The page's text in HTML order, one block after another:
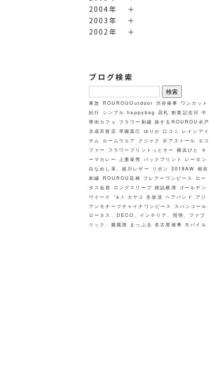
2004年
2003年
2002年
ブログ検索
検
索:
東急 ROUROUOutdoor 渋谷催事
ワンカット
紀行
シンプル happybag 花札 創業記念日 中
華街カフェ
フラワー刺繍 旅するROUROU水戸
京成百貨店 早園真己 ゆりか 口コミ
レインアイ
テム
ルームウエア クジャク ボアストール エコ
ファー
フラワープリントっとそー 横浜びと
キ
ーマカレー 上重泰秀 バックプリント
レーヨン
白なめし革、姫川レザー
リボン 2018AW 相良
刺繍 ROUROU花柄 フレアーワンピース
ロー
タス会員
ロングスリーブ 雑誌横濱 ゴールデン
ウイーク
“a.t カヤコ 生放送 ヘアバンド
アジ
アンモチーフチャイナワンピース
スパンコール
ロータス、DECO、インテリア、照明、ファブ
リック、朧朧国
まっぷる 名古屋催事 モバイル